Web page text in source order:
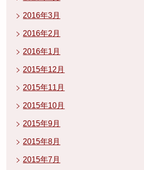
2016年3月
2016年2月
2016年1月
2015年12月
2015年11月
2015年10月
2015年9月
2015年8月
2015年7月